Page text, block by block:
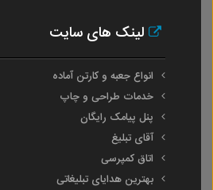
لینک های سایت
انواع جعبه و کارتن آماده
خدمات طراحی و چاپ
پنل پیامک رایگان
آقای تبلیغ
اتاق کمپرسی
بهترین هدایای تبلیغاتی